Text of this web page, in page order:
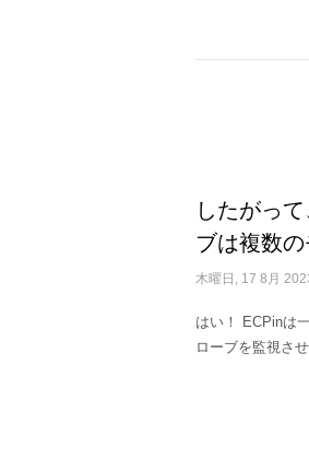
したがっ
ブは複数
木曜日, 17 8月
はい！ ECPinは
ローブを監視さ